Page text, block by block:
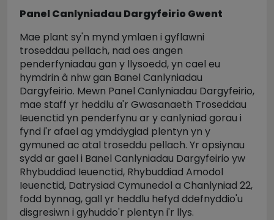
Panel Canlyniadau Dargyfeirio Gwent
Mae plant sy'n mynd ymlaen i gyflawni
troseddau pellach, nad oes angen
penderfyniadau gan y llysoedd, yn cael eu
hymdrin â nhw gan Banel Canlyniadau
Dargyfeirio. Mewn Panel Canlyniadau Dargyfeirio,
mae staff yr heddlu a'r Gwasanaeth Troseddau
Ieuenctid yn penderfynu ar y canlyniad gorau i
fynd i'r afael ag ymddygiad plentyn yn y
gymuned ac atal troseddu pellach. Yr opsiynau
sydd ar gael i Banel Canlyniadau Dargyfeirio yw
Rhybuddiad Ieuenctid, Rhybuddiad Amodol
Ieuenctid, Datrysiad Cymunedol a Chanlyniad 22,
fodd bynnag, gall yr heddlu hefyd ddefnyddio'u
disgresiwn i gyhuddo'r plentyn i'r llys.